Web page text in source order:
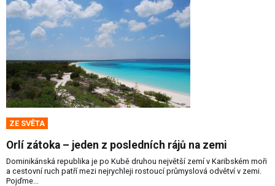
ZE SVĚTA
Orlí zátoka – jeden z posledních rájů na zemi
Dominikánská republika je po Kubě druhou největší zemí v Karibském moři
a cestovní ruch patří mezi nejrychleji rostoucí průmyslová odvětví v zemi.
Pojďme...